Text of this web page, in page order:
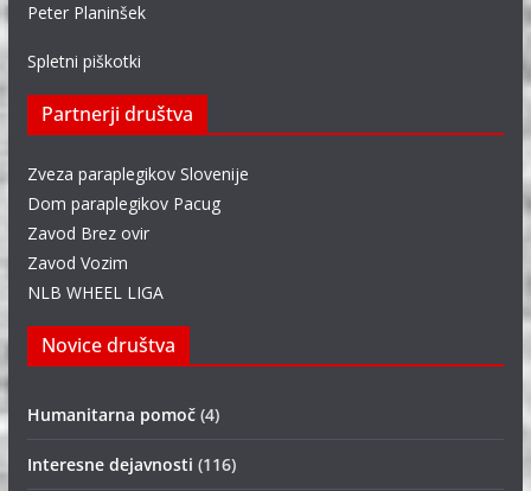
Peter Planinšek
Spletni piškotki
Partnerji društva
Zveza paraplegikov Slovenije
Dom paraplegikov Pacug
Zavod Brez ovir
Zavod Vozim
NLB WHEEL LIGA
Novice društva
Humanitarna pomoč(4)
Interesne dejavnosti (116)